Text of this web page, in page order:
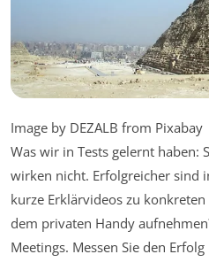
Image by DEZALB from Pixabay
Was wir in Tests gelernt haben:
wirken nicht. Erfolgreicher sind
kurze Erklärvideos zu
dem privaten Handy
Meetings. Messen Sie den